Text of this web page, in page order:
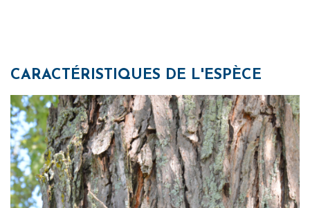
CARACTÉRISTIQUES DE L'ESPÈCE